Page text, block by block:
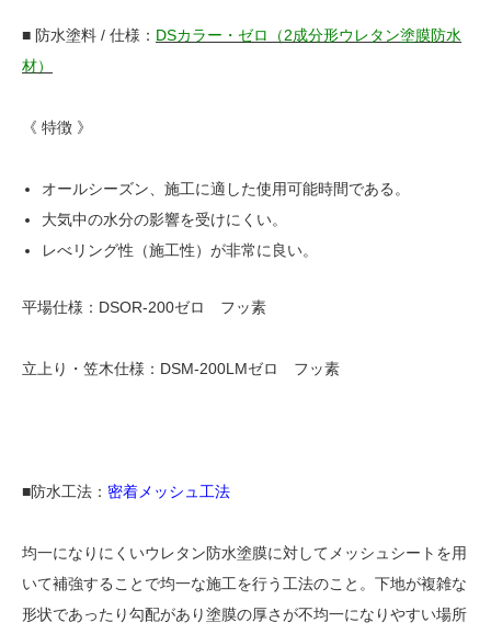
■ 防水塗料 / 仕様： DSカラー・ゼロ（2成分形ウレタン塗膜防水
材）
《 特徴 》
オールシーズン、施工に適した使用可能時間である。
大気中の水分の影響を受けにくい。
レべリング性（施工性）が非常に良い。
平場仕様：DSOR-200ゼロ フッ素
立上り・笠木仕様：DSM-200LMゼロ フッ素
■防水工法： 密着メッシュ工法
均一になりにくいウレタン防水塗膜に対してメッシュシートを用
いて補強することで均一な施工を行う工法のこと。下地が複雑な
形状であったり勾配があり塗膜の厚さが不均一になりやすい場所